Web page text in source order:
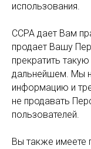
использования.
CCPA дает Вам
продает Вашу
прекратить
дальнейшем. Мы
информацию и
не продавать
пользователей.
Вы также имеете